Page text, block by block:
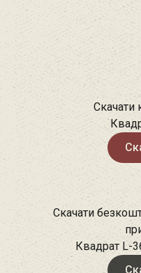
Скачати
Скачати
Квадрат L-